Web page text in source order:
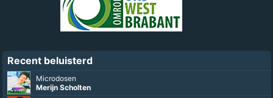
Recent beluisterd
Microdosen
Merijn Scholten